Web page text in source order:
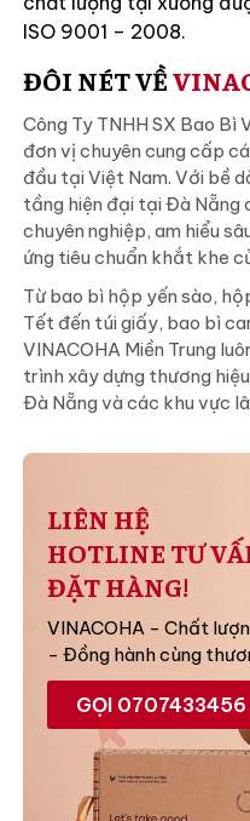
ISO 9001 – 2008.
ĐÔI NÉT VỀ
Công Ty TNHH SX Bao Bì
đơn vị chuyên cung cấp
đầu tại Việt Nam. Với bề
tầng hiện đại tại Đà Nẵng
chuyên nghiệp, am hiểu
ứng tiêu chuẩn khắt khe
Từ bao bì hộp yến sào,
Tết đến túi giấy, bao bì
VINACOHA Miền Trung
trình xây dựng thương
Đà Nẵng và các khu vực
LIÊN HỆ
HOTLINE TƯ
ĐẶT HÀNG!
VINACOHA - Chất
- Đồng hành cùng
GỌI 0707433456